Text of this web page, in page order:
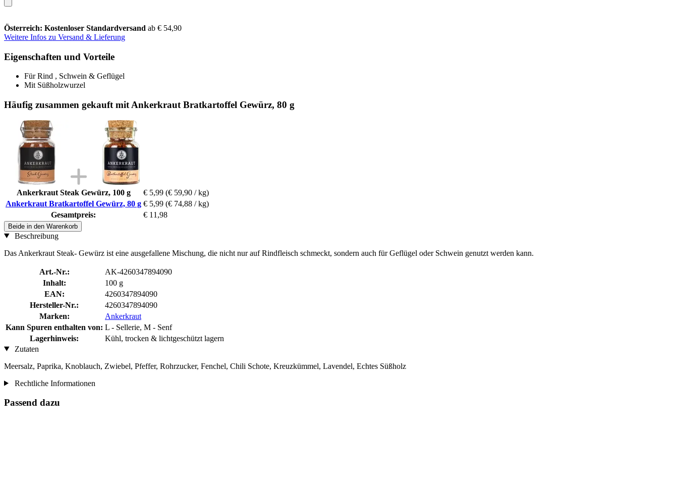
Österreich: Kostenloser Standardversand ab € 54,90
Weitere Infos zu Versand & Lieferung
Eigenschaften und Vorteile
Für Rind , Schwein & Geflügel
Mit Süßholzwurzel
Häufig zusammen gekauft mit Ankerkraut Bratkartoffel Gewürz, 80 g
Ankerkraut Steak Gewürz, 100 g € 5,99 (€ 59,90 / kg)
Ankerkraut Bratkartoffel Gewürz, 80 g € 5,99 (€ 74,88 / kg)
Gesamtpreis:
€ 11,98
Beide in den Warenkorb
Beschreibung
Das Ankerkraut Steak- Gewürz ist eine ausgefallene Mischung, die nicht nur auf Rindfleisch schmeckt, sondern auch für Geflügel oder Schwein genutzt werden kann.
Art.-Nr.:
AK-4260347894090
Inhalt:
100 g
EAN:
4260347894090
Hersteller-Nr.:
4260347894090
Marken:
Ankerkraut
Kann Spuren enthalten von: L - Sellerie, M - Senf
Lagerhinweis:
Kühl, trocken & lichtgeschützt lagern
Zutaten
Meersalz, Paprika, Knoblauch, Zwiebel, Pfeffer, Rohrzucker, Fenchel, Chili Schote, Kreuzkümmel, Lavendel, Echtes Süßholz
Rechtliche Informationen
Passend dazu